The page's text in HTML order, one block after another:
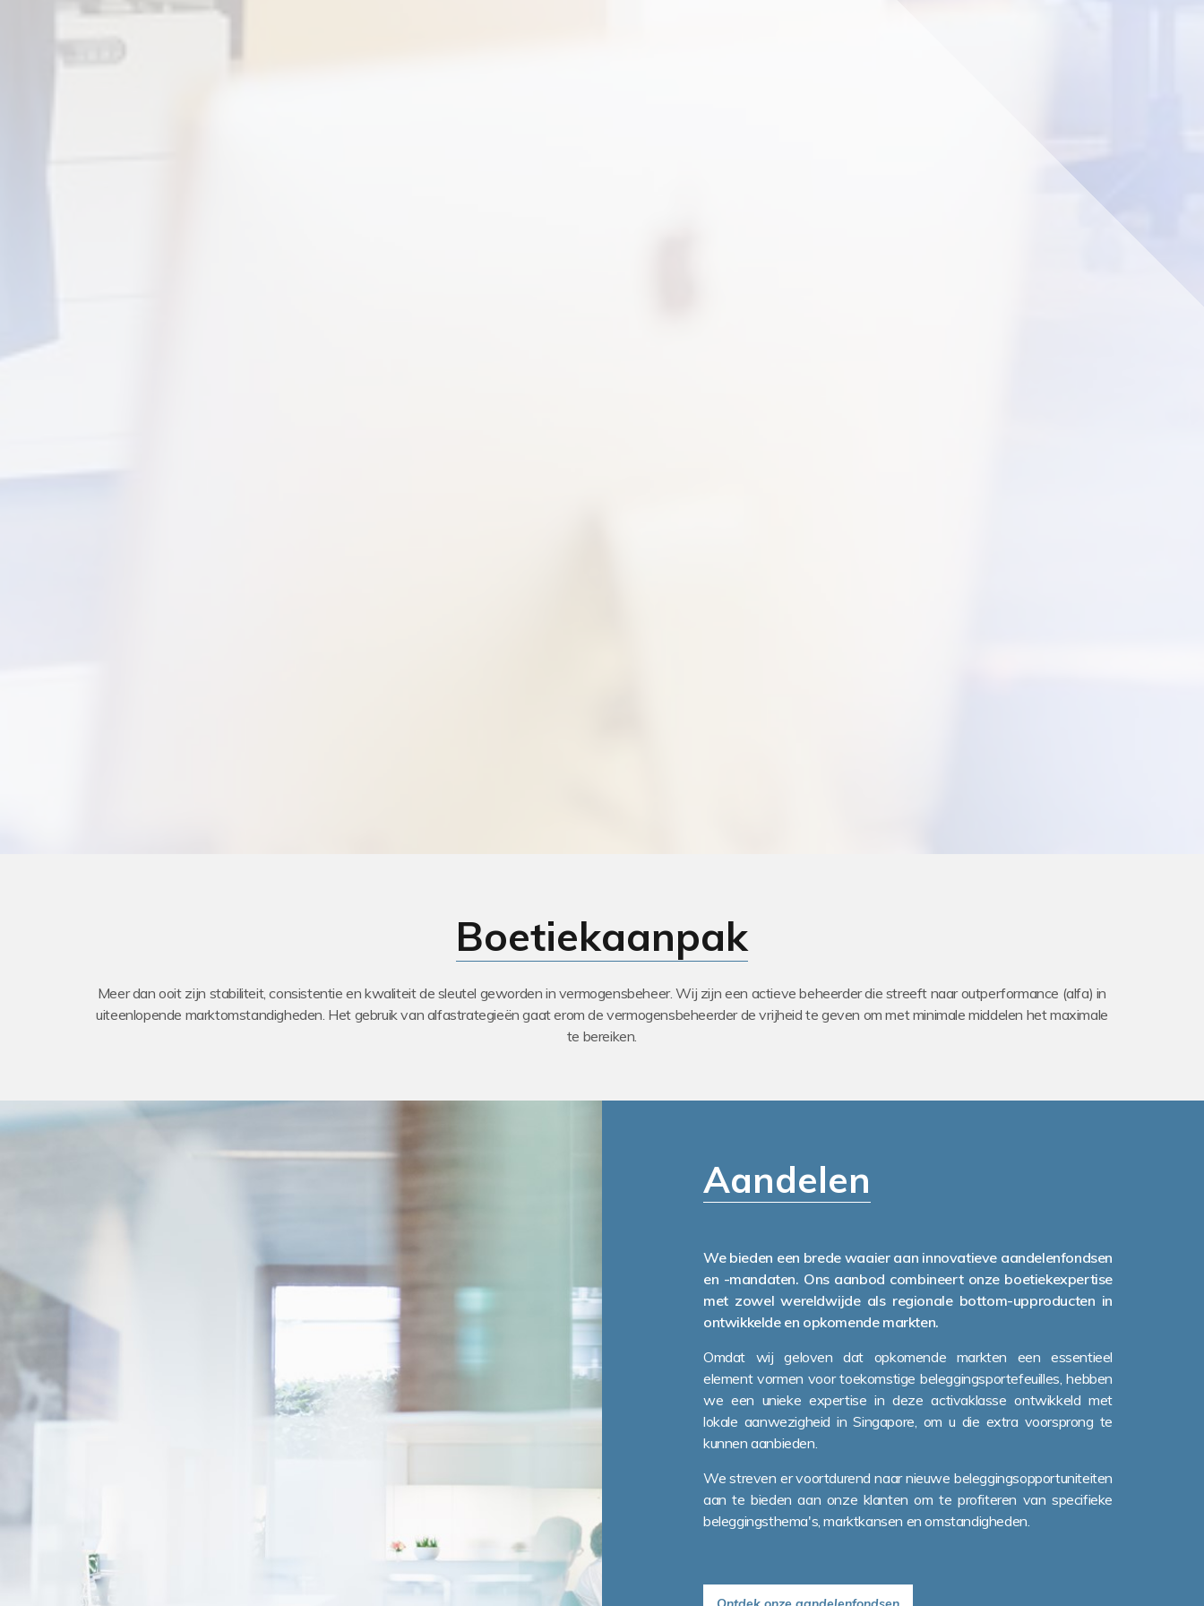
Boetiekaanpak
Meer dan ooit zijn stabiliteit, consistentie en kwaliteit de sleutel geworden in vermogensbeheer. Wij zijn een actieve beheerder die streeft naar outperformance (alfa) in
uiteenlopende marktomstandigheden. Het gebruik van alfastrategieën gaat erom de vermogensbeheerder de vrijheid te geven om met minimale middelen het maximale
te bereiken.
Aandelen
We bieden een brede waaier aan innovatieve aandelenfondsen
en -mandaten. Ons aanbod combineert onze boetiekexpertise
met zowel wereldwijde als regionale bottom-upproducten in
ontwikkelde en opkomende markten.
Omdat wij geloven dat opkomende markten een essentieel
element vormen voor toekomstige beleggingsportefeuilles, hebben
we een unieke expertise in deze activaklasse ontwikkeld met
lokale aanwezigheid in Singapore, om u die extra voorsprong te
kunnen aanbieden.
We streven er voortdurend naar nieuwe beleggingsopportuniteiten
aan te bieden aan onze klanten om te profiteren van specifieke
beleggingsthema's, marktkansen en omstandigheden.